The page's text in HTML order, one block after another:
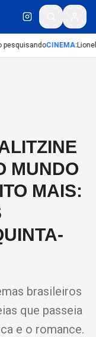
CINEMA:Lionel
MUNDO
MAIS:
brasileiros
que passeia
e o romance.